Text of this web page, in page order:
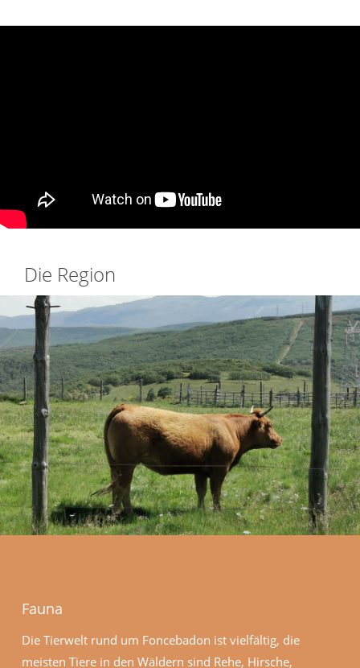
Die Region
Fauna
Die Tierwelt rund um Foncebadon ist vielfältig, die
meisten Tiere in den Wäldern sind Rehe, Hirsche,